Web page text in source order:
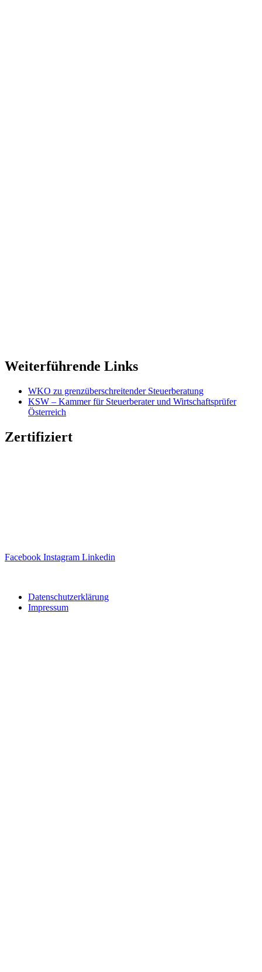
Weiterführende Links
WKO zu grenzüberschreitender Steuerberatung
KSW – Kammer für Steuerberater und Wirtschaftsprüfer
Österreich
Zertifiziert
Facebook Instagram Linkedin
Datenschutzerklärung
Impressum